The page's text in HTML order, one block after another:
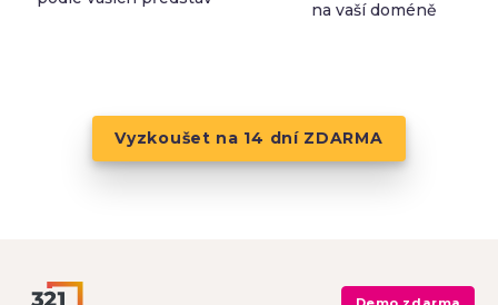
na vaší doméně
Vyzkoušet na 14 dní ZDARMA